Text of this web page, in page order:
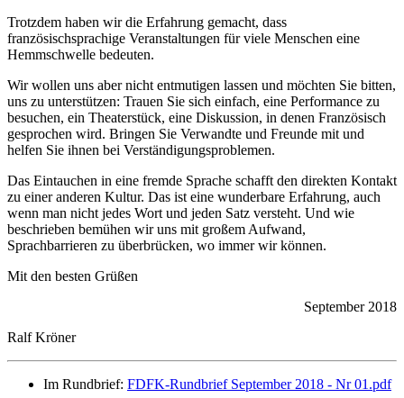
Trotzdem haben wir die Erfahrung gemacht, dass
französischsprachige Veranstaltungen für viele Menschen eine
Hemmschwelle bedeuten.
Wir wollen uns aber nicht entmutigen lassen und möchten Sie bitten,
uns zu unterstützen: Trauen Sie sich einfach, eine Performance zu
besuchen, ein Theaterstück, eine Diskussion, in denen Französisch
gesprochen wird. Bringen Sie Verwandte und Freunde mit und
helfen Sie ihnen bei Verständigungsproblemen.
Das Eintauchen in eine fremde Sprache schafft den direkten Kontakt
zu einer anderen Kultur. Das ist eine wunderbare Erfahrung, auch
wenn man nicht jedes Wort und jeden Satz versteht. Und wie
beschrieben bemühen wir uns mit großem Aufwand,
Sprachbarrieren zu überbrücken, wo immer wir können.
Mit den besten Grüßen
September 2018
Ralf Kröner
Im Rundbrief: FDFK-Rundbrief September 2018 - Nr 01.pdf